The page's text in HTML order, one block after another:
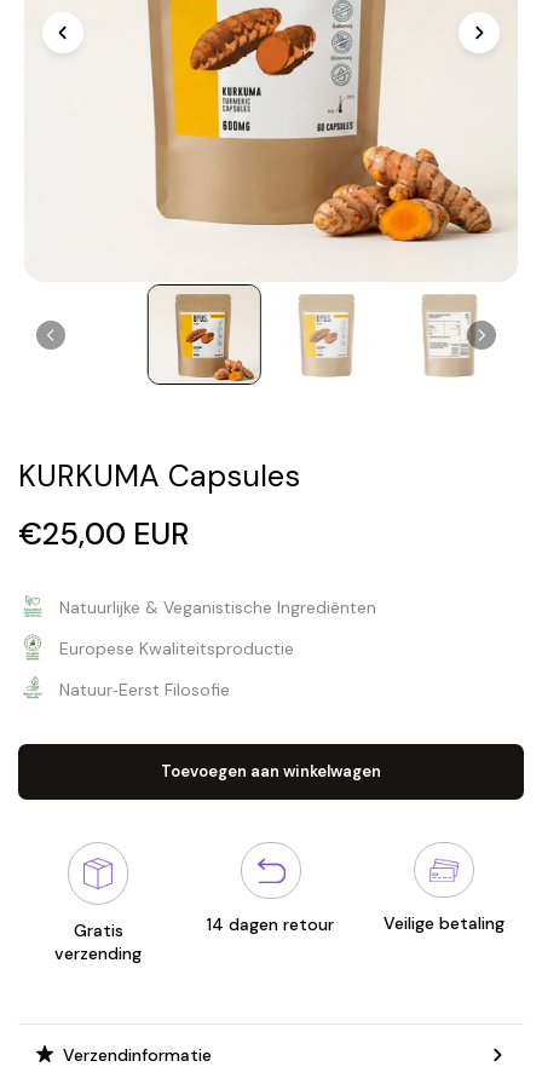
KURKUMA Capsules
€25,00 EUR
Natuurlijke & Veganistische Ingrediënten
Europese Kwaliteitsproductie
Natuur‑Eerst Filosofie
Toevoegen aan winkelwagen
Gratis
verzending
14 dagen retour Veilige betaling
Verzendinformatie